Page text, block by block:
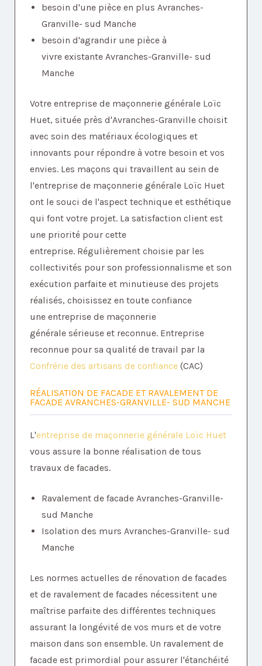
besoin d'une pièce en plus Avranches-
Granville- sud Manche
besoin d'agrandir une pièce à
vivre existante Avranches-Granville- sud
Manche
Votre entreprise de maçonnerie générale Loïc
Huet, située près d'Avranches-Granville choisit
avec soin des matériaux écologiques et
innovants pour répondre à votre besoin et vos
envies. Les maçons qui travaillent au sein de
l'entreprise de maçonnerie générale Loïc Huet
ont le souci de l'aspect technique et esthétique
qui font votre projet. La satisfaction client est
une priorité pour cette
entreprise. Régulièrement choisie par les
collectivités pour son professionnalisme et son
exécution parfaite et minutieuse des projets
réalisés, choisissez en toute confiance
une entreprise de maçonnerie
générale sérieuse et reconnue. Entreprise
reconnue pour sa qualité de travail par la
Confrérie des artisans de confiance (CAC)
RÉALISATION DE FACADE ET RAVALEMENT DE
FACADE AVRANCHES-GRANVILLE- SUD MANCHE
L'entreprise de maçonnerie générale Loïc Huet
vous assure la bonne réalisation de tous
travaux de facades.
Ravalement de facade Avranches-Granville-
sud Manche
Isolation des murs Avranches-Granville- sud
Manche
Les normes actuelles de rénovation de facades
et de ravalement de facades nécessitent une
maîtrise parfaite des différentes techniques
assurant la longévité de vos murs et de votre
maison dans son ensemble. Un ravalement de
facade est primordial pour assurer l'étanchéité